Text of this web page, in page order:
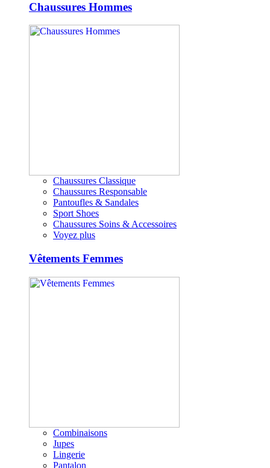
Chaussures Hommes
Chaussures Classique
Chaussures Responsable
Pantoufles & Sandales
Sport Shoes
Chaussures Soins & Accessoires
Voyez plus
Vêtements Femmes
Combinaisons
Jupes
Lingerie
Pantalon